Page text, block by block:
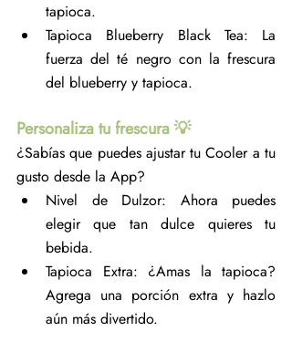
tapioca.
Tapioca Blueberry Black Tea: La
fuerza del té negro con la frescura
del blueberry y tapioca.
Personaliza tu frescura 💡
¿Sabías que puedes ajustar tu Cooler a tu
gusto desde la App?
Nivel de Dulzor: Ahora puedes
elegir que tan dulce quieres tu
bebida.
Tapioca Extra: ¿Amas la tapioca?
Agrega una porción extra y hazlo
aún más divertido.